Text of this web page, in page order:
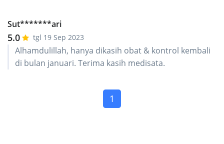
Sut*******ari
5.0 tgl 19 Sep 2023
Alhamdulillah, hanya dikasih obat & kontrol kembali
di bulan januari. Terima kasih medisata.
1